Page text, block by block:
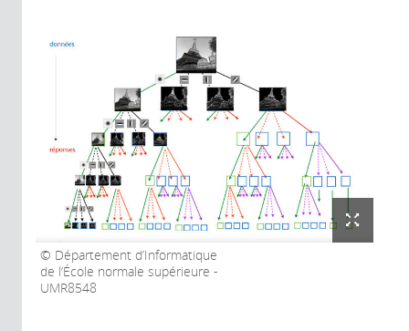
Département d’Informatique
de l’École normale supérieure -
UMR8548